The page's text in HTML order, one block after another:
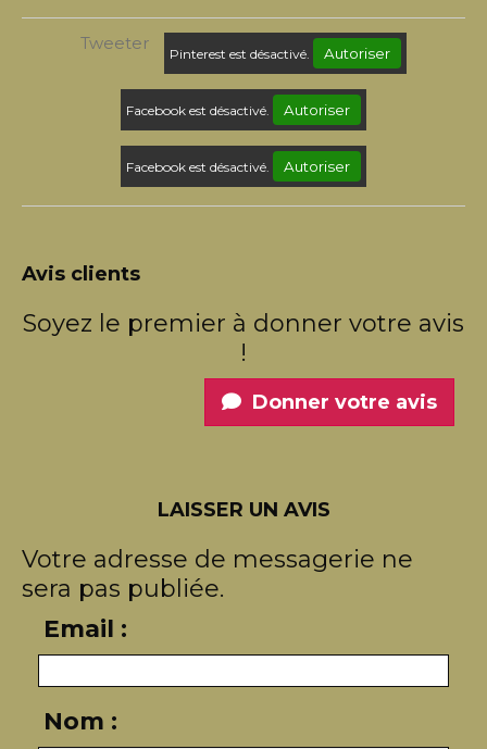
Tweeter
Pinterest est désactivé. Autoriser
Facebook est désactivé. Autoriser
Facebook est désactivé. Autoriser
Avis clients
Soyez le premier à donner votre avis
!
Donner votre avis
LAISSER UN AVIS
Votre adresse de messagerie ne
sera pas publiée.
Email :
Nom :